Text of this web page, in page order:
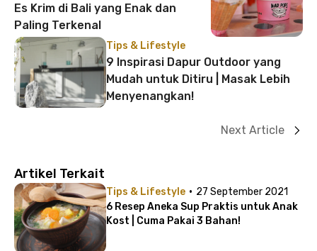
Es Krim di Bali yang Enak dan
Paling Terkenal
Tips & Lifestyle
9 Inspirasi Dapur Outdoor yang
Mudah untuk Ditiru | Masak Lebih
Menyenangkan!
Next Article
Artikel Terkait
Tips & Lifestyle · 27 September 2021
6 Resep Aneka Sup Praktis untuk Anak
Kost | Cuma Pakai 3 Bahan!